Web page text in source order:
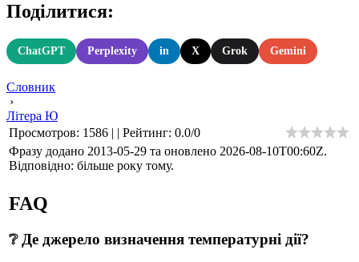
Поділитися:
ChatGPT Perplexity in X Grok Gemini
Словник
›
Літера Ю
Просмотров: 1586 | | Рейтинг: 0.0/0
Фразу додано 2013-05-29 та оновлено 2026-08-10T00:60Z.
Відповідно: більше року тому.
FAQ
❔ Де джерело визначення температурні дії?